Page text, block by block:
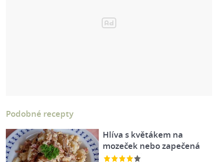
Podobné recepty
Hlíva s květákem na
mozeček nebo zapečená